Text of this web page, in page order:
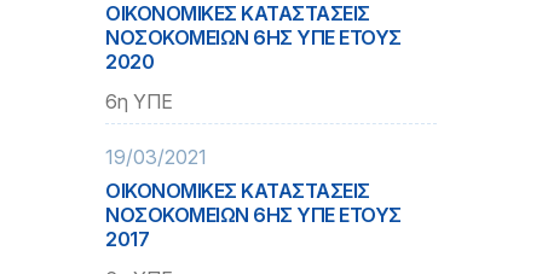
ΟΙΚΟΝΟΜΙΚΕΣ ΚΑΤΑΣΤΑΣΕΙΣ
ΝΟΣΟΚΟΜΕΙΩΝ 6ΗΣ ΥΠΕ ΕΤΟΥΣ
2020
6η ΥΠΕ
19/03/2021
ΟΙΚΟΝΟΜΙΚΕΣ ΚΑΤΑΣΤΑΣΕΙΣ
ΝΟΣΟΚΟΜΕΙΩΝ 6ΗΣ ΥΠΕ ΕΤΟΥΣ
2017